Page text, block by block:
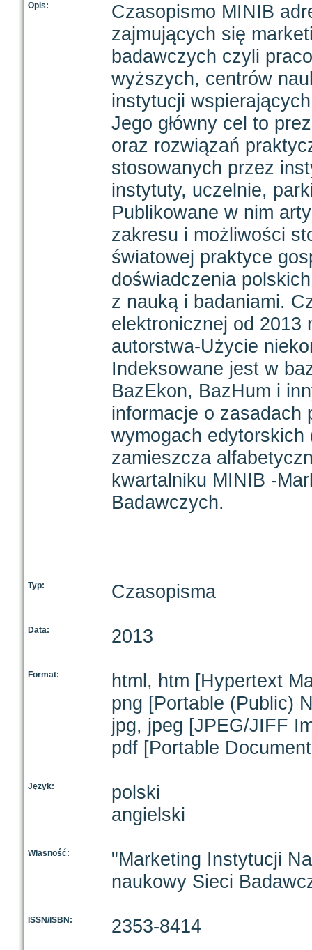
Opis:
Czasopismo MINIB
zajmujących się
badawczych czyli
wyższych, centrów
instytucji
Jego główny cel to
oraz rozwiązań
stosowanych przez
instytuty, uczelnie,
Publikowane w nim
zakresu i możliwości
światowej praktyce
doświadczenia
z nauką i badaniami.
elektronicznej od 2013
autorstwa-Użycie
Indeksowane jest w
BazEkon, BazHum i
informacje o zasadach
wymogach edytorskich
zamieszcza
kwartalniku MINIB -
Badawczych.
Typ: Czasopisma
Data: 2013
Format:
html, htm [Hypertext
png [Portable (Public)
jpg, jpeg [JPEG/JIFF
pdf [Portable
Język:
polski
angielski
Własność:
"Marketing Instytucji
naukowy Sieci
ISSN/ISBN: 2353-8414